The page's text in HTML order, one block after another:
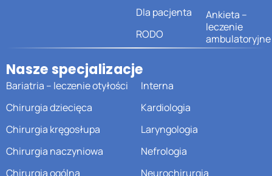
Dla pacjenta
RODO
Ankieta –
leczenie
ambulatoryjne
Nasze specjalizacje
Bariatria – leczenie otyłości
Chirurgia dziecięca
Chirurgia kręgosłupa
Chirurgia naczyniowa
Chirurgia ogólna
Interna
Kardiologia
Laryngologia
Nefrologia
Neurochirurgia